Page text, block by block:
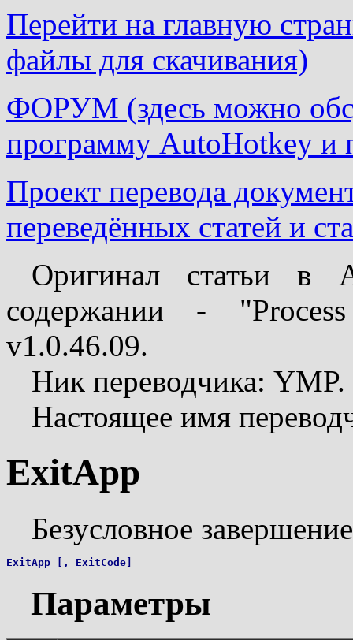
Перейти на главную
файлы для скачивания)
ФОРУМ (здесь можно
программу AutoHotkey и
Проект перевода
переведённых статей и
Оригинал статьи в
содержании -
v1.0.46.09.
Ник переводчика: YMP.
Настоящее имя
ExitApp
Безусловное
Параметры